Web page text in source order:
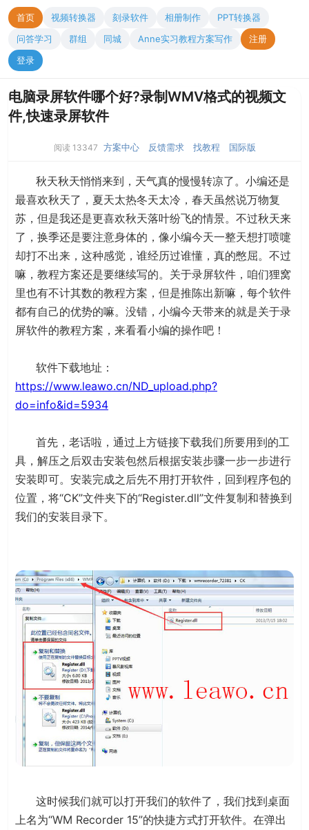
首页 视频转换器 刻录软件 相册制作
PPT转换器
问答学习
群组 同城 Anne实习教程方案写作
注册
登录
电脑录屏软件哪个好?录制WMV格式的视频文
件,快速录屏软件
阅读 13347 方案中心 反馈需求 找教程 国际版
秋天秋天悄悄来到，天气真的慢慢转凉了。小编还是
最喜欢秋天了，夏天太热冬天太冷，春天虽然说万物复
苏，但是我还是更喜欢秋天落叶纷飞的情景。不过秋天来
了，换季还是要注意身体的，像小编今天一整天想打喷嚏
却打不出来，这种感觉，谁经历过谁懂，真的憋屈。不过
嘛，教程方案还是要继续写的。关于录屏软件，咱们狸窝
里也有不计其数的教程方案，但是推陈出新嘛，每个软件
都有自己的优势的嘛。没错，小编今天带来的就是关于录
屏软件的教程方案，来看看小编的操作吧！
软件下载地址：
https://www.leawo.cn/ND_upload.php?
do=info&id=5934
首先，老话啦，通过上方链接下载我们所要用到的工
具，解压之后双击安装包然后根据安装步骤一步一步进行
安装即可。安装完成之后先不用打开软件，回到程序包的
位置，将“CK”文件夹下的“Register.dll”文件复制和替换到
我们的安装目录下。
这时候我们就可以打开我们的软件了，我们找到桌面
上名为“WM Recorder 15”的快捷方式打开软件。在弹出